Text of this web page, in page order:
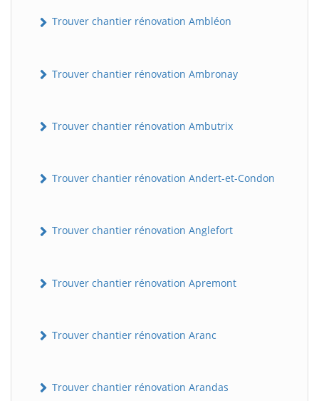
Trouver chantier rénovation Ambléon
Trouver chantier rénovation Ambronay
Trouver chantier rénovation Ambutrix
Trouver chantier rénovation Andert-et-Condon
Trouver chantier rénovation Anglefort
Trouver chantier rénovation Apremont
Trouver chantier rénovation Aranc
Trouver chantier rénovation Arandas